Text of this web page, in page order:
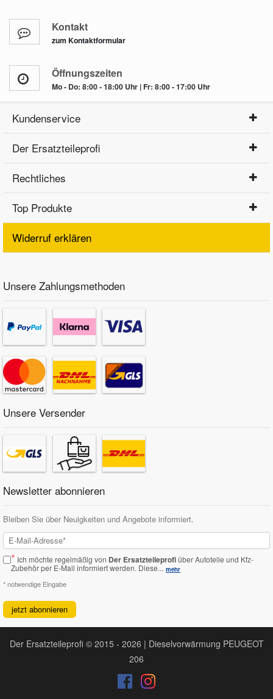
Kontakt
zum Kontaktformular
Öffnungszeiten
Mo - Do: 8:00 - 18:00 Uhr | Fr: 8:00 - 17:00 Uhr
Kundenservice
Der Ersatzteileprofi
Rechtliches
Top Produkte
Widerruf erklären
Unsere Zahlungsmethoden
Unsere Versender
Newsletter abonnieren
Bleiben Sie über Neuigkeiten und Angebote informiert.
* Ich möchte regelmäßig von Der Ersatzteileprofiüber Autoteile und Kfz-
Zubehör per E-Mail informiert werden. Diese... mehr
* notwendige Eingabe
jetzt abonnieren
Der Ersatzteileprofi © 2015 - 2026 | Dieselvorwärmung PEUGEOT
206